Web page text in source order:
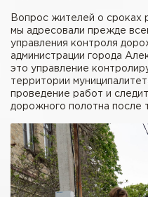
Вопрос жителей о сроках
мы адресовали прежде
управления контроля
администрации города
это управление
территории
проведение работ и
дорожного полотна после